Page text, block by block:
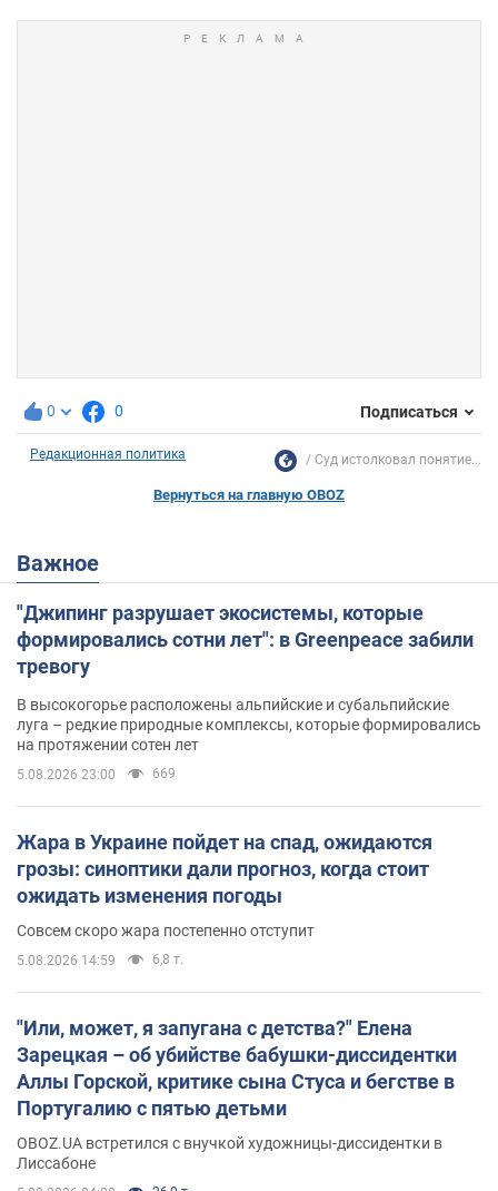
0 0 Подписаться
Редакционная политика Суд истолковал понятие...
Вернуться на главную OBOZ
Важное
"Джипинг разрушает экосистемы, которые
формировались сотни лет": в Greenpeace забили
тревогу
В высокогорье расположены альпийские и субальпийские
луга – редкие природные комплексы, которые формировались
на протяжении сотен лет
5.08.2026 23:00 669
Жара в Украине пойдет на спад, ожидаются
грозы: синоптики дали прогноз, когда стоит
ожидать изменения погоды
Совсем скоро жара постепенно отступит
5.08.2026 14:59 6,8 т.
"Или, может, я запугана с детства?" Елена
Зарецкая – об убийстве бабушки-диссидентки
Аллы Горской, критике сына Стуса и бегстве в
Португалию с пятью детьми
OBOZ.UA встретился с внучкой художницы-диссидентки в
Лиссабоне